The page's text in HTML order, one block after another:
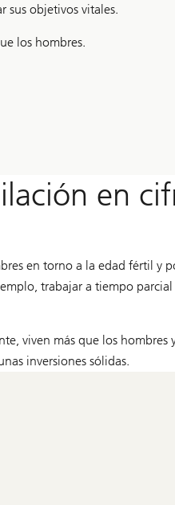
sus objetivos vitales.
los hombres.
en
en torno a la edad fértil y
trabajar a tiempo
viven más que los
inversiones sólidas.